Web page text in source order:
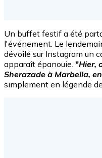
Un buffet festif a été
l'événement. Le
dévoilé sur Instagram un
apparaît épanouie. "Hier,
Sherazade à Marbella,
simplement en légende